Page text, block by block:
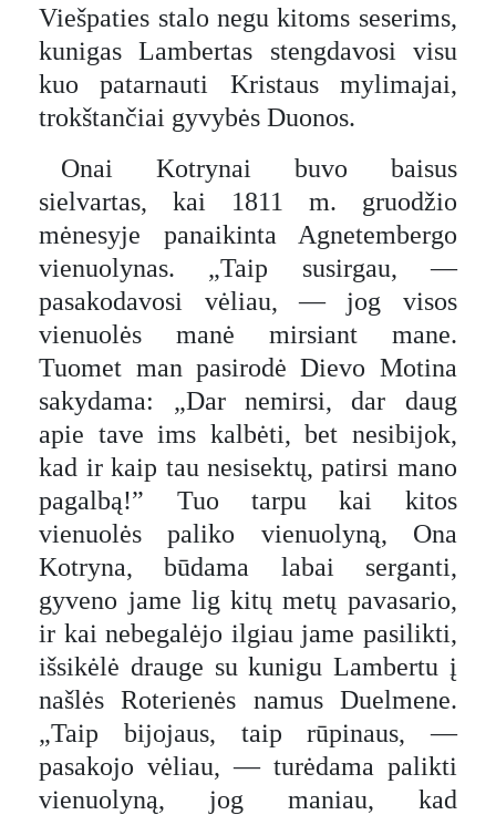
Viešpaties stalo negu kitoms seserims,
kunigas Lambertas stengdavosi visu
kuo patarnauti Kristaus mylimajai,
trokštančiai gyvybės Duonos.
Onai Kotrynai buvo baisus
sielvartas, kai 1811 m. gruodžio
mėnesyje panaikinta Agnetembergo
vienuolynas. „Taip susirgau, —
pasakodavosi vėliau, — jog visos
vienuolės manė mirsiant mane.
Tuomet man pasirodė Dievo Motina
sakydama: „Dar nemirsi, dar daug
apie tave ims kalbėti, bet nesibijok,
kad ir kaip tau nesisektų, patirsi mano
pagalbą!” Tuo tarpu kai kitos
vienuolės paliko vienuolyną, Ona
Kotryna, būdama labai serganti,
gyveno jame lig kitų metų pavasario,
ir kai nebegalėjo ilgiau jame pasilikti,
išsikėlė drauge su kunigu Lambertu į
našlės Roterienės namus Duelmene.
„Taip bijojaus, taip rūpinaus, —
pasakojo vėliau, — turėdama palikti
vienuolyną, jog maniau, kad